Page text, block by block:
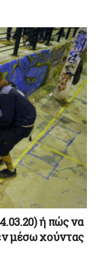
ή πώς να
μέσω χούντας